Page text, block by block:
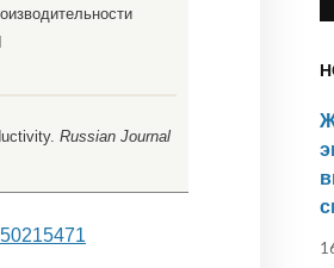
Russian Journal